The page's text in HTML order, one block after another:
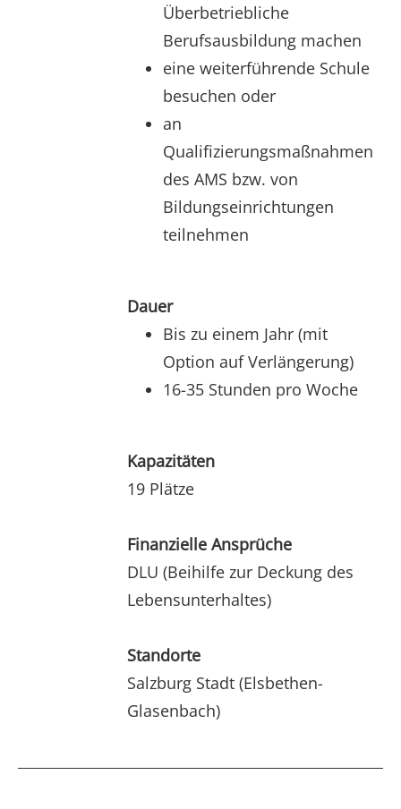
Überbetriebliche
Berufsausbildung machen
eine weiterführende Schule
besuchen oder
an
Qualifizierungsmaßnahmen
des AMS bzw. von
Bildungseinrichtungen
teilnehmen
Dauer
Bis zu einem Jahr (mit
Option auf Verlängerung)
16-35 Stunden pro Woche
Kapazitäten
19 Plätze
Finanzielle Ansprüche
DLU (Beihilfe zur Deckung des
Lebensunterhaltes)
Standorte
Salzburg Stadt (Elsbethen-
Glasenbach)